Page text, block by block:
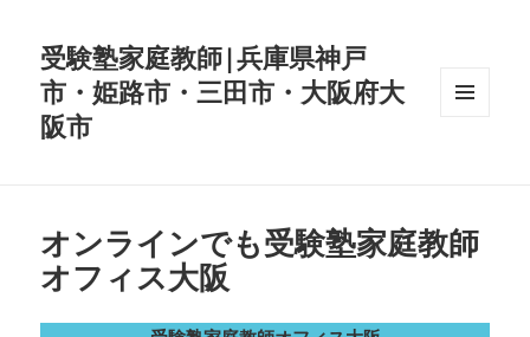
受験塾家庭教師|兵庫県神戸
市・姫路市・三田市・大阪府大
阪市
オンラインでも受験塾家庭教師
オフィス大阪